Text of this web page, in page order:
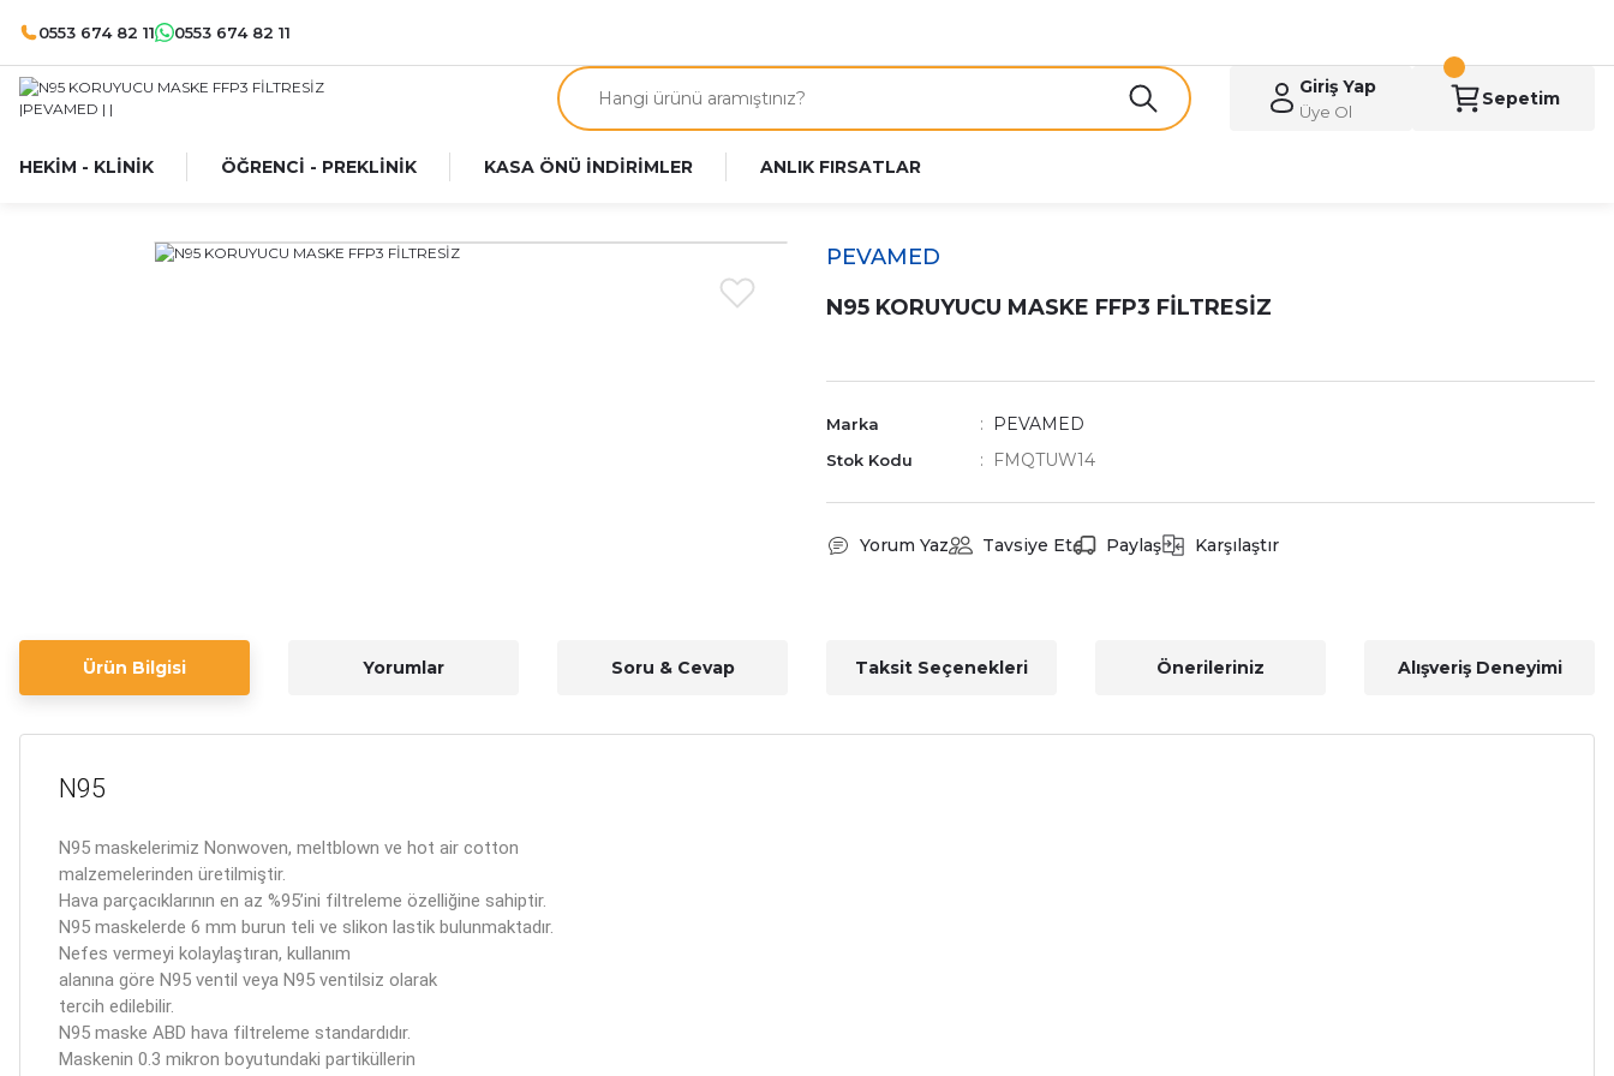
0553 674 82 11 0553 674 82 11
Giriş Yap
Üye Ol
Sepetim
HEKİM - KLİNİK ÖĞRENCİ - PREKLİNİK KASA ÖNÜ İNDİRİMLER ANLIK FIRSATLAR
PEVAMED
N95 KORUYUCU MASKE FFP3 FİLTRESİZ
Marka PEVAMED
Stok Kodu FMQTUW14
Yorum Yaz Tavsiye Et Paylaş Karşılaştır
Ürün Bilgisi Yorumlar Soru & Cevap Taksit Seçenekleri Önerileriniz Alışveriş Deneyimi
N95
N95 maskelerimiz Nonwoven, meltblown ve hot air cotton
malzemelerinden üretilmiştir.
Hava parçacıklarının en az %95’ini filtreleme özelliğine sahiptir.
N95 maskelerde 6 mm burun teli ve slikon lastik bulunmaktadır.
Nefes vermeyi kolaylaştıran, kullanım
alanına göre N95 ventil veya N95 ventilsiz olarak
tercih edilebilir.
N95 maske ABD hava filtreleme standardıdır.
Maskenin 0.3 mikron boyutundaki partiküllerin